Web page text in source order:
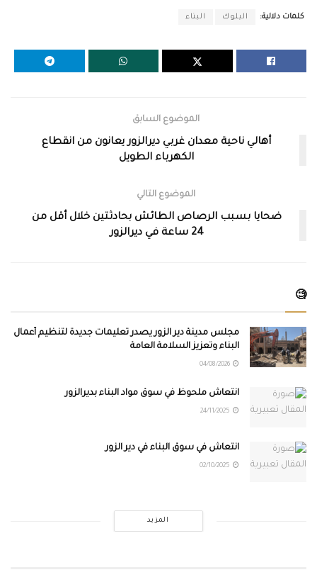
كلمات دلالية: البلوك البناء
الموضوع السابق
أهالي ناحية معدان غربي ديرالزور يعانون من انقطاع
الكهرباء الطويل
الموضوع التالي
ضحايا بسبب الرصاص الطائش بحادثتين خلال أقل من
24 ساعة في ديرالزور
🧐
مجلس مدينة دير الزور يصدر تعليمات جديدة لتنظيم أعمال
البناء وتعزيز السلامة العامة
انتعاش ملحوظ في سوق مواد البناء بديرالزور
انتعاش في سوق البناء في دير الزور
المزيد